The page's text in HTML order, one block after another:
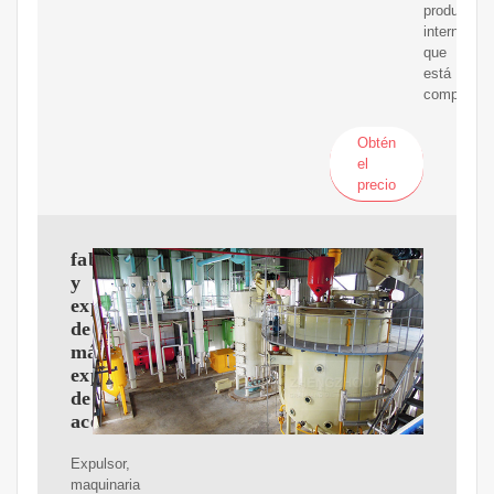
producción
interna,
que
está
Obtén
el
precio
fabricante
y
exportador
de
máquinas
expulsoras
de
aceite
Expulsor,
maquinaria